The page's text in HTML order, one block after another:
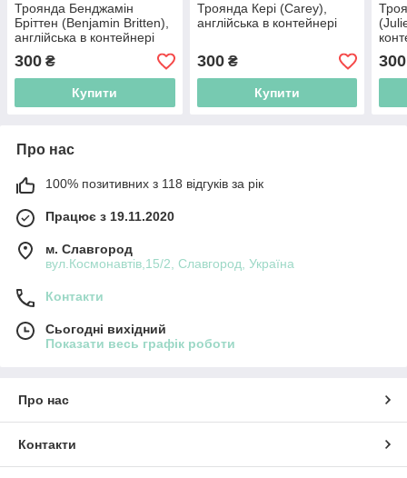
Троянда Бенджамін
Бріттен (Benjamin Britten),
англійська в контейнері
300 ₴
Купити
Троянда Кері (Carey),
англійська в контейнері
300₴
Купити
300
Про нас
100% позитивних з 118 відгуків за рік
Працює з 19.11.2020
м. Славгород
вул.Космонавтів,15/2, Славгород, Україна
Контакти
Сьогодні вихідний
Показати весь графік роботи
Про нас
Контакти